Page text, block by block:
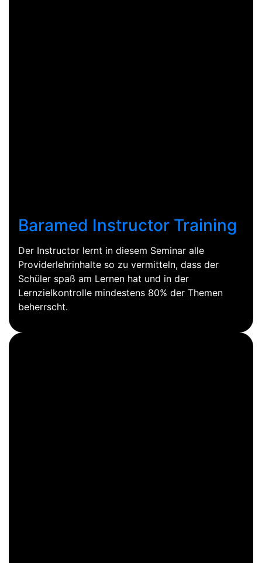
Baramed Instructor Training
Der Instructor lernt in diesem Seminar alle
Providerlehrinhalte so zu vermitteln, dass der
Schüler spaß am Lernen hat und in der
Lernzielkontrolle mindestens 80% der Themen
beherrscht.